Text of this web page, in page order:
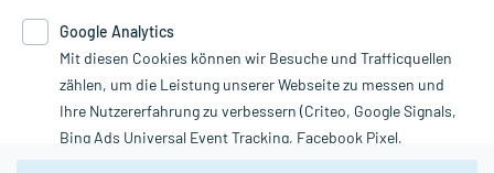
Therapien eingeleitet werden können. | Diese Webseite benutzt
Google Analytics. Lesen Sie bitte dazu die wichtigen Hinweise in
unserer Datenschutzerklärung. Für den Widerruf einer Bestellung
nutzen Sie das Formular:
Vertrag widerrufen
Google Analytics
Mit diesen Cookies können wir Besuche und Trafficquellen
zählen, um die Leistung unserer Webseite zu messen und
Ihre Nutzererfahrung zu verbessern (Criteo, Google Signals,
Bing Ads Universal Event Tracking, Facebook Pixel,
Youtube-Social Plugin).